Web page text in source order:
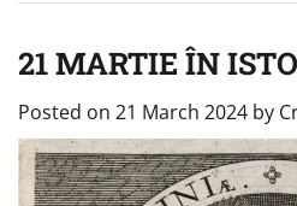
21 MARTIE ÎN
Posted on 21 March 2024 by